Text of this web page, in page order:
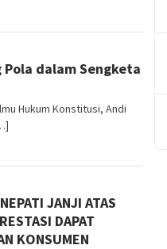
dalam Sengketa
Hukum Konstitusi, Andi
JANJI ATAS
DAPAT
KONSUMEN